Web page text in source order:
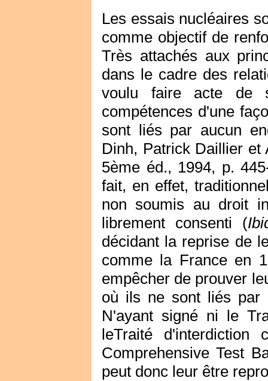
Les essais nucléaires
comme objectif de
Très attachés aux
dans le cadre des
voulu faire acte de
compétences d'une
sont liés par aucun
Dinh, Patrick Daillier
5ème éd., 1994, p.
fait, en effet,
non soumis au droit
librement consenti (
décidant la reprise de
comme la France en
empêcher de prouver
où ils ne sont liés par
N'ayant signé ni le
leTraité
Comprehensive Test
peut donc leur être